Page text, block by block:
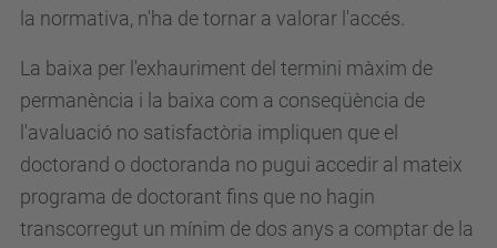
la normativa, n'ha de tornar a valorar l'accés.
La baixa per l'exhauriment del termini màxim de
permanència i la baixa com a conseqüència de
l'avaluació no satisfactòria impliquen que el
doctorand o doctoranda no pugui accedir al mateix
programa de doctorant fins que no hagin
transcorregut un mínim de dos anys a comptar de la